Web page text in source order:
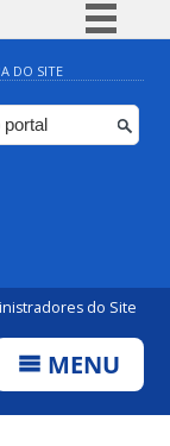
BR
DO SITE
do Site
MENU